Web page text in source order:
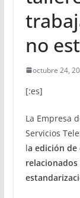
no
octubre 24,
[:es]
La Empresa
Servicios
la edición de